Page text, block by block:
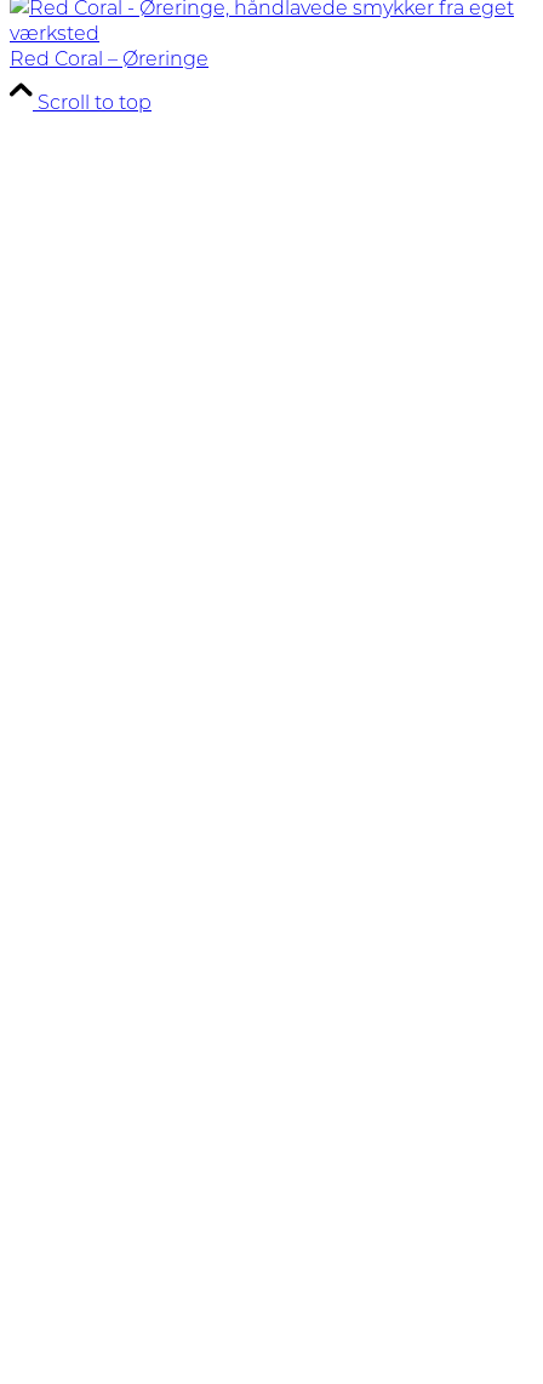
Red Coral – Øreringe
Scroll to top